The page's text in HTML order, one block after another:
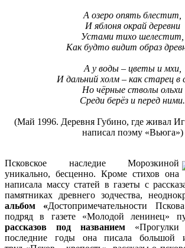
А озеро опять блестит,
И яблоня окрай деревни
Устами тихо шелестит,
Как будто видит образ
А у воды – цветы и мхи,
И дальний холм – как старец в
Но чёрные стволы ольхи
Среди берёз и перед ними.
(Май 1996. Деревня Губино, где живал
написал поэму «Вьюга»)
Псковское наследие Морозкиной
уникально, бесценно. Кроме стихов она
написала массу статей в газеты с
памятниках древнего зодчества,
альбом «Достопримечательности
подряд в газете «Молодой ленинец»
рассказов под названием
последние годы она писала большой